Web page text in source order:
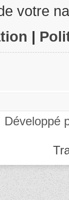
votre
|
Développé